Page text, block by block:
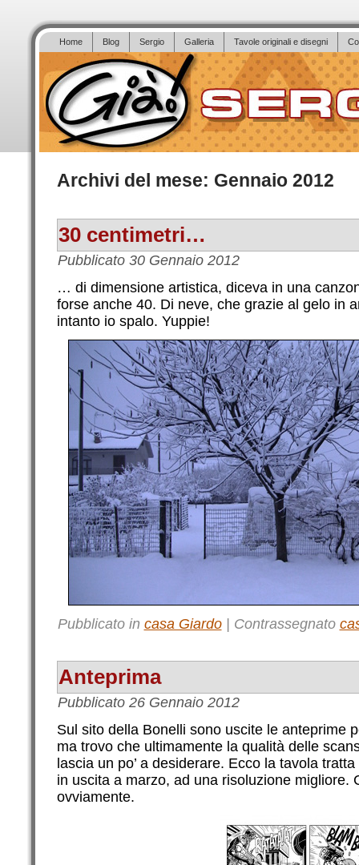
Home Blog Sergio Galleria Tavole originali e disegni
Archivi del mese: Gennaio 2012
30 centimetri…
Pubblicato 30 Gennaio 2012
… di dimensione artistica, diceva in una
forse anche 40. Di neve, che grazie al gelo in
intanto io spalo. Yuppie!
Pubblicato in casa Giardo| Contrassegnato
Anteprima
Pubblicato 26 Gennaio 2012
Sul sito della Bonelli sono uscite le anteprime
ma trovo che ultimamente la qualità delle
lascia un po’ a desiderare. Ecco la tavola
in uscita a marzo, ad una risoluzione migliore.
ovviamente.